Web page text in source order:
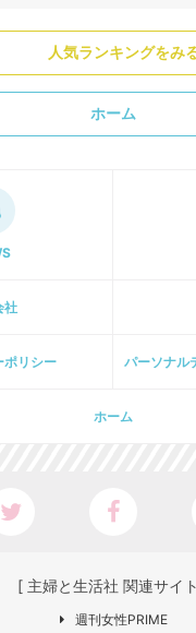
人気ランキングをみ
ホーム
社
ポリシー パーソナル
ホーム
[ 主婦と生活社 関連サイ
週刊女性PRIME